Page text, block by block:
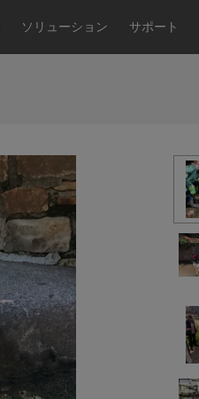
ソリューション サポート